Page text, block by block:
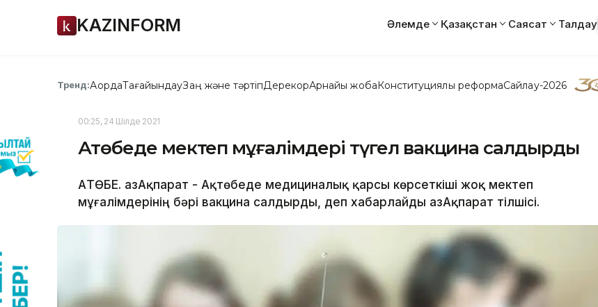
KAZINFORM Әлемде Қазақстан Саясат Талдау
Тренд:АқордаТағайындауЗаң және тәртіпДерекқорАрнайы жобаКонституциялық реформаСайлау-2026
00:25, 24 Шілде 2021
Ақтөбеде мектеп мұғалімдері түгел вакцина салдырды
АҚТӨБЕ. ҚазАқпарат - Ақтөбеде медициналық қарсы көрсеткіші жоқ мектеп
мұғалімдерінің бәрі вакцина салдырды, деп хабарлайды ҚазАқпарат тілшісі.